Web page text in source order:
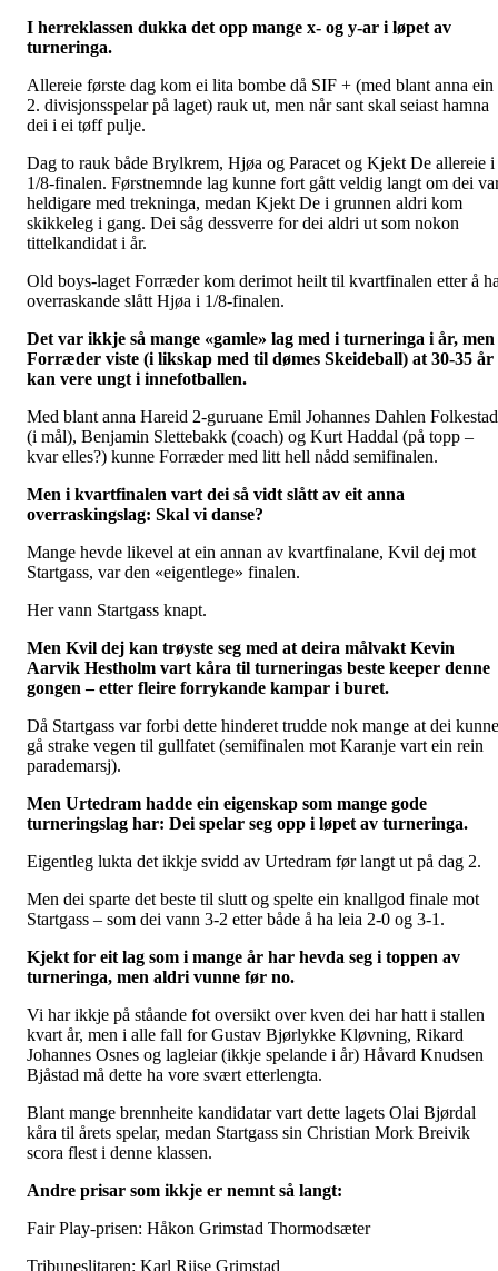
I herreklassen dukka det opp mange x- og y-ar i løpet av
turneringa.
Allereie første dag kom ei lita bombe då SIF + (med blant anna ein
2. divisjonsspelar på laget) rauk ut, men når sant skal seiast hamna
dei i ei tøff pulje.
Dag to rauk både Brylkrem, Hjøa og Paracet og Kjekt De allereie i
1/8-finalen. Førstnemnde lag kunne fort gått veldig langt om dei
heldigare med trekninga, medan Kjekt De i grunnen aldri kom
skikkeleg i gang. Dei såg dessverre for dei aldri ut som nokon
tittelkandidat i år.
Old boys-laget Forræder kom derimot heilt til kvartfinalen etter å
overraskande slått Hjøa i 1/8-finalen.
Det var ikkje så mange «gamle» lag med i turneringa i år, men
Forræder viste (i likskap med til dømes Skeideball) at 30-35 år
kan vere ungt i innefotballen.
Med blant anna Hareid 2-guruane Emil Johannes Dahlen Folkestad
(i mål), Benjamin Slettebakk (coach) og Kurt Haddal (på topp –
kvar elles?) kunne Forræder med litt hell nådd semifinalen.
Men i kvartfinalen vart dei så vidt slått av eit anna
overraskingslag: Skal vi danse?
Mange hevde likevel at ein annan av kvartfinalane, Kvil dej mot
Startgass, var den «eigentlege» finalen.
Her vann Startgass knapt.
Men Kvil dej kan trøyste seg med at deira målvakt Kevin
Aarvik Hestholm vart kåra til turneringas beste keeper denne
gongen – etter fleire forrykande kampar i buret.
Då Startgass var forbi dette hinderet trudde nok mange at dei kunne
gå strake vegen til gullfatet (semifinalen mot Karanje vart ein rein
parademarsj).
Men Urtedram hadde ein eigenskap som mange gode
turneringslag har: Dei spelar seg opp i løpet av turneringa.
Eigentleg lukta det ikkje svidd av Urtedram før langt ut på dag 2.
Men dei sparte det beste til slutt og spelte ein knallgod finale mot
Startgass – som dei vann 3-2 etter både å ha leia 2-0 og 3-1.
Kjekt for eit lag som i mange år har hevda seg i toppen av
turneringa, men aldri vunne før no.
Vi har ikkje på ståande fot oversikt over kven dei har hatt i stallen
kvart år, men i alle fall for Gustav Bjørlykke Kløvning, Rikard
Johannes Osnes og lagleiar (ikkje spelande i år) Håvard Knudsen
Bjåstad må dette ha vore svært etterlengta.
Blant mange brennheite kandidatar vart dette lagets Olai Bjørdal
kåra til årets spelar, medan Startgass sin Christian Mork Breivik
scora flest i denne klassen.
Andre prisar som ikkje er nemnt så langt:
Fair Play-prisen: Håkon Grimstad Thormodsæter
Tribuneslitaren: Karl Riise Grimstad